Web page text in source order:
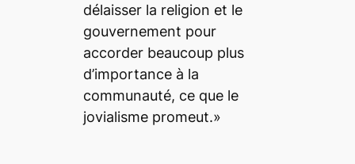
délaisser la religion et le
gouvernement pour
accorder beaucoup plus
d’importance à la
communauté, ce que le
jovialisme promeut.»